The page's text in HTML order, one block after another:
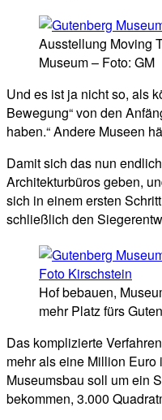
Ausstellung Moving
Museum – Foto: GM
Und es ist ja nicht so, als
Bewegung“ von den
haben.“ Andere Museen
Damit sich das nun
Architekturbüros geben,
sich in einem ersten
schließlich den
Hof bebauen,
mehr Platz fürs
Das komplizierte
mehr als eine Million
Museumsbau soll um ein
bekommen, 3.000